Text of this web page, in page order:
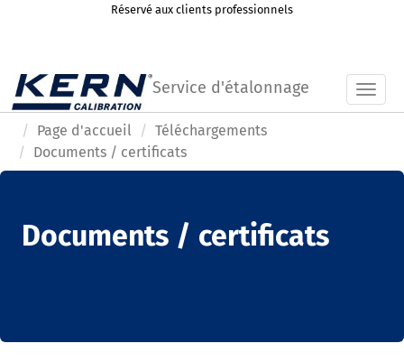
Réservé aux clients professionnels
Service d'étalonnage
Page d'accueil
Téléchargements
Documents / certificats
Documents / certificats